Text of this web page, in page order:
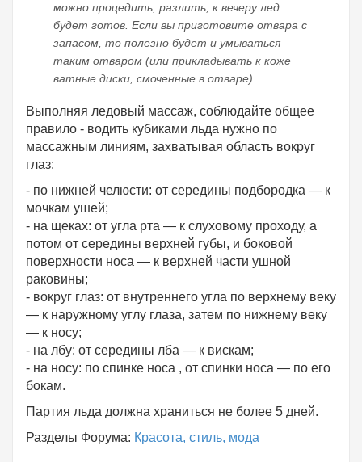
можно процедить, разлить, к вечеру лед
будет готов. Если вы приготовите отвара с
запасом, то полезно будет и умываться
таким отваром (или прикладывать к коже
ватные диски, смоченные в отваре)
Выполняя ледовый массаж, соблюдайте общее
правило - водить кубиками льда нужно по
массажным линиям, захватывая область вокруг
глаз:
- по нижней челюсти: от середины подбородка — к
мочкам ушей;
- на щеках: от угла рта — к слуховому проходу, а
потом от середины верхней губы, и боковой
поверхности носа — к верхней части ушной
раковины;
- вокруг глаз: от внутреннего угла по верхнему веку
— к наружному углу глаза, затем по нижнему веку
— к носу;
- на лбу: от середины лба — к вискам;
- на носу: по спинке носа , от спинки носа — по его
бокам.
Партия льда должна храниться не более 5 дней.
Разделы Форума: Красота, стиль, мода